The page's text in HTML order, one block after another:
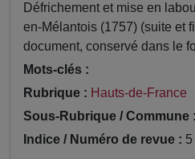
Défrichement et mise en
en-Mélantois (1757) (suite et
document, conservé dans le
Mots-clés :
Rubrique : Hauts-de-France
Sous-Rubrique / Commune :
Indice / Numéro de revue : 5